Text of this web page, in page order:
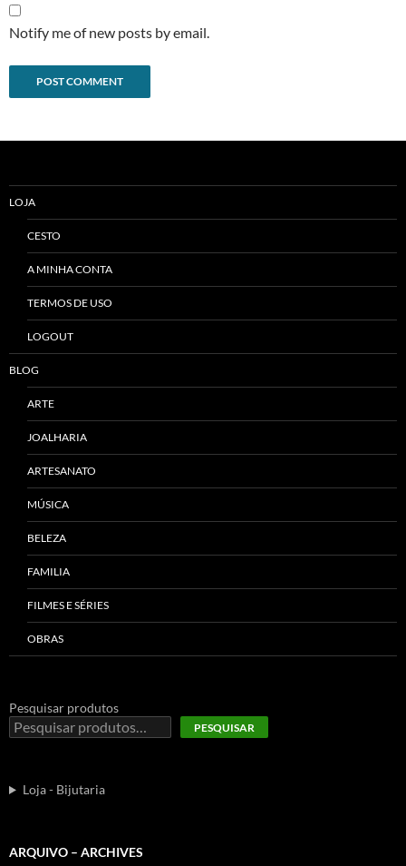
Notify me of new posts by email.
LOJA
CESTO
A MINHA CONTA
TERMOS DE USO
LOGOUT
BLOG
ARTE
JOALHARIA
ARTESANATO
MÚSICA
BELEZA
FAMILIA
FILMES E SÉRIES
OBRAS
Pesquisar produtos
PESQUISAR
Loja - Bijutaria
ARQUIVO – ARCHIVES